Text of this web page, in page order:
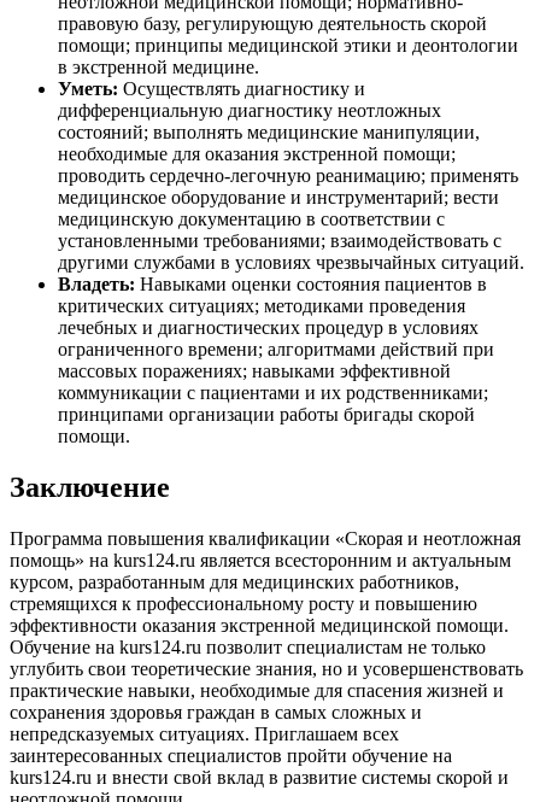
правовую базу, регулирующую деятельность скорой
помощи; принципы медицинской этики и деонтологии
в экстренной медицине.
Уметь: Осуществлять диагностику и
дифференциальную диагностику неотложных
состояний; выполнять медицинские манипуляции,
необходимые для оказания экстренной помощи;
проводить сердечно-легочную реанимацию; применять
медицинское оборудование и инструментарий; вести
медицинскую документацию в соответствии с
установленными требованиями; взаимодействовать с
другими службами в условиях чрезвычайных ситуаций.
Владеть: Навыками оценки состояния пациентов в
критических ситуациях; методиками проведения
лечебных и диагностических процедур в условиях
ограниченного времени; алгоритмами действий при
массовых поражениях; навыками эффективной
коммуникации с пациентами и их родственниками;
принципами организации работы бригады скорой
помощи.
Заключение
Программа повышения квалификации «Скорая и неотложная
помощь» на kurs124.ru является всесторонним и актуальным
курсом, разработанным для медицинских работников,
стремящихся к профессиональному росту и повышению
эффективности оказания экстренной медицинской помощи.
Обучение на kurs124.ru позволит специалистам не только
углубить свои теоретические знания, но и усовершенствовать
практические навыки, необходимые для спасения жизней и
сохранения здоровья граждан в самых сложных и
непредсказуемых ситуациях. Приглашаем всех
заинтересованных специалистов пройти обучение на
kurs124.ru и внести свой вклад в развитие системы скорой и